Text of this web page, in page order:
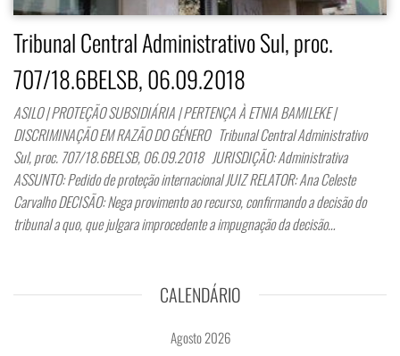
Tribunal Central Administrativo Sul, proc.
707/18.6BELSB, 06.09.2018
ASILO | PROTEÇÃO SUBSIDIÁRIA | PERTENÇA À ETNIA BAMILEKE |
DISCRIMINAÇÃO EM RAZÃO DO GÉNERO Tribunal Central Administrativo
Sul, proc. 707/18.6BELSB, 06.09.2018 JURISDIÇÃO: Administrativa
ASSUNTO: Pedido de proteção internacional JUIZ RELATOR: Ana Celeste
Carvalho DECISÃO: Nega provimento ao recurso, confirmando a decisão do
tribunal a quo, que julgara improcedente a impugnação da decisão…
CALENDÁRIO
Agosto 2026